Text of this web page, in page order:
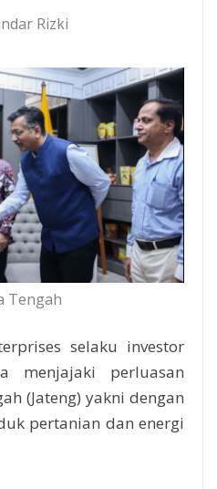
Rizki
Tengah
selaku investor
menjajaki perluasan
(Jateng) yakni dengan
pertanian dan energi